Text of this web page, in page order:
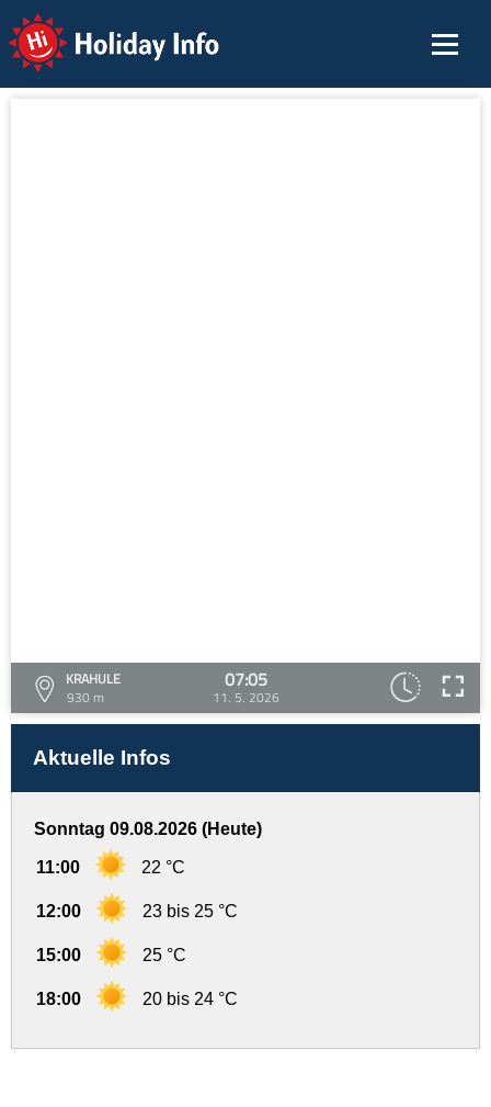
Holiday Info
KRAHULE
930 m
07:05
11. 5. 2026
Aktuelle Infos
Sonntag 09.08.2026 (Heute)
11:00 22 °C
12:00 23 bis 25 °C
15:00 25 °C
18:00 20 bis 24 °C